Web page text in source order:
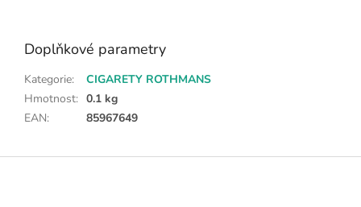
Doplňkové parametry
Kategorie:
CIGARETY ROTHMANS
Hmotnost: 0.1 kg
EAN: 85967649
Z